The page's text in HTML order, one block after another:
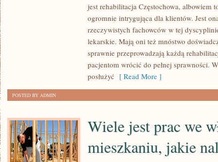
KORZYSTAJĄ
RÓŻNORODNYCH
jest rehabilitacja Częstochowa, albowiem
ogromnie intrygująca dla klientów. Jest
rzeczywistych fachowców w tej
lekarskie. Mają oni też mnóstwo
sprawnie przeprowadzają każdą
pacjentom wrócić do pełnej sprawności.
posłużyć [ Read More ]
POSTED BY ADMIN
Wiele jest prac we
mieszkaniu, jakie